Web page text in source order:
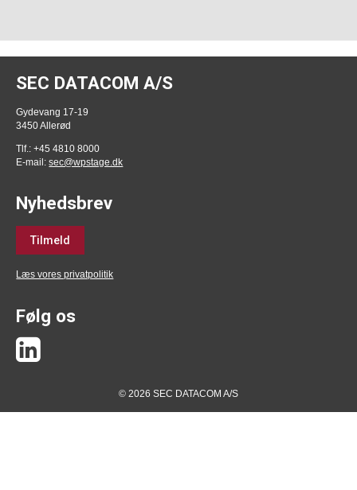
SEC DATACOM A/S
Gydevang 17-19
3450 Allerød
Tlf.: +45 4810 8000
E-mail:sec@wpstage.dk
Nyhedsbrev
Tilmeld
Læs vores privatpolitik
Følg os
© 2026 SEC DATACOM A/S